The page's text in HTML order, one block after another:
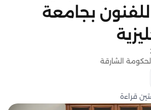
بجامعة
الشارقة
قراءة